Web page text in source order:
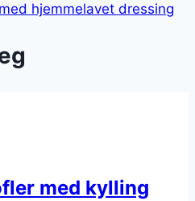
hjemmelavet dressing
med kylling